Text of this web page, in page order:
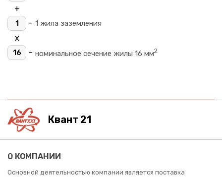
+
1 - 1 жила заземления
х
16 - номинальное сечение жилы 16 мм2
Квант 21
О КОМПАНИИ
Основной деятельностью компании является поставка